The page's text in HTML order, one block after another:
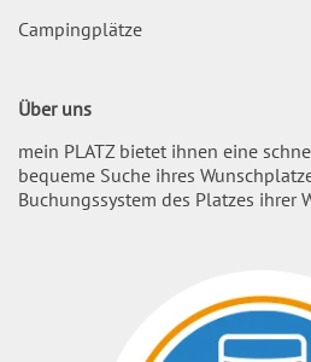
Campingplätze
Über uns
mein PLATZ bietet ihnen eine
bequeme Suche ihres
Buchungssystem des Platzes ihrer